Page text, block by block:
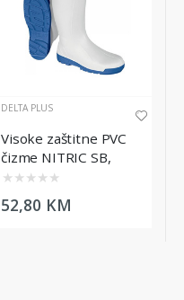
DELTA PLUS
Visoke zaštitne PVC
čizme NITRIC SB,
bijele, broj 40
★ ★ ★ ★ ★
52,80 KM